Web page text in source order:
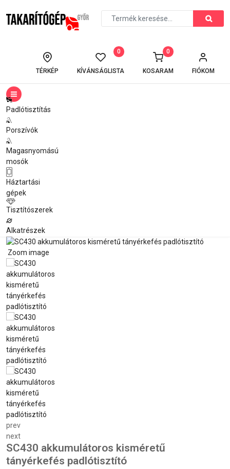
FIÓKOM
KOSARAM
0
KÍVÁNSÁGLISTA
0
TÉRKÉP
Padlótisztítás
Porszívók
Magasnyomású
mosók
Háztartási
gépek
Tisztítószerek
Alkatrészek
Zoom image
prev
next
SC430 akkumulátoros kisméretű
tányérkefés padlótisztító